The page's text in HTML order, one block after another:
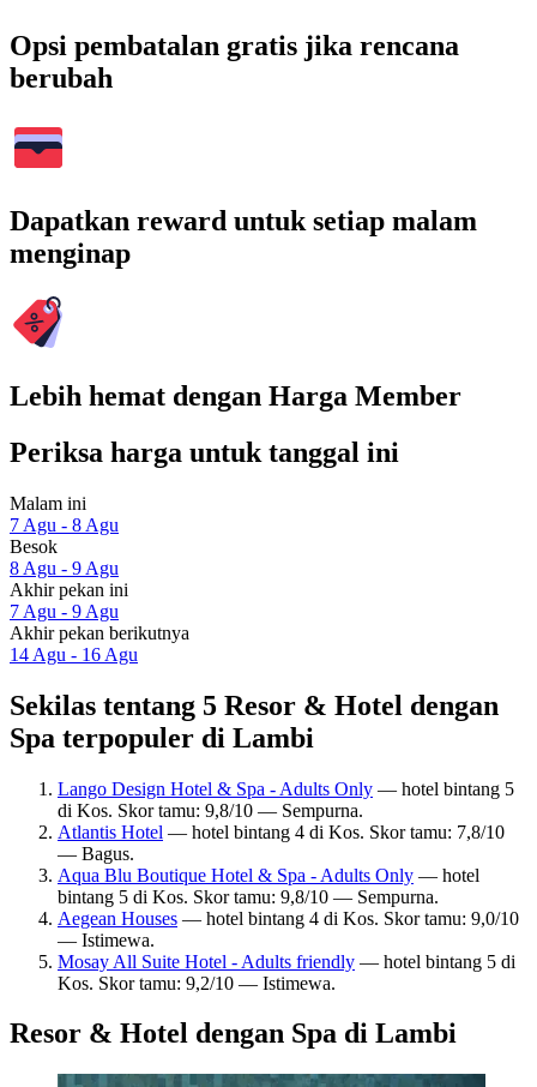
Opsi pembatalan gratis jika rencana
berubah
Dapatkan reward untuk setiap malam
menginap
Lebih hemat dengan Harga Member
Periksa harga untuk tanggal ini
Malam ini
7 Agu - 8 Agu
Besok
8 Agu - 9 Agu
Akhir pekan ini
7 Agu - 9 Agu
Akhir pekan berikutnya
14 Agu - 16 Agu
Sekilas tentang 5 Resor & Hotel dengan
Spa terpopuler di Lambi
Lango Design Hotel & Spa - Adults Only — hotel bintang 5
di Kos. Skor tamu: 9,8/10 — Sempurna.
Atlantis Hotel — hotel bintang 4 di Kos. Skor tamu: 7,8/10
— Bagus.
Aqua Blu Boutique Hotel & Spa - Adults Only — hotel
bintang 5 di Kos. Skor tamu: 9,8/10 — Sempurna.
Aegean Houses — hotel bintang 4 di Kos. Skor tamu: 9,0/10
— Istimewa.
Mosay All Suite Hotel - Adults friendly — hotel bintang 5 di
Kos. Skor tamu: 9,2/10 — Istimewa.
Resor & Hotel dengan Spa di Lambi